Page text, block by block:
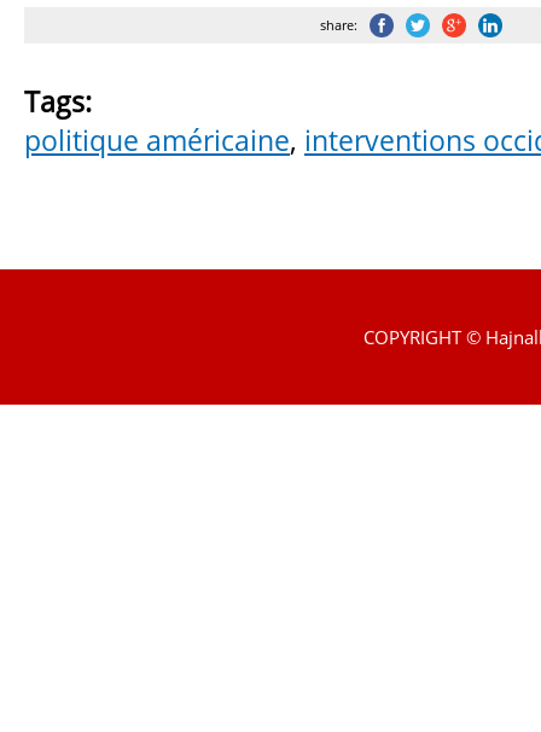
share:
Tags:
politique américaine, interventions
COPYRIGHT ©